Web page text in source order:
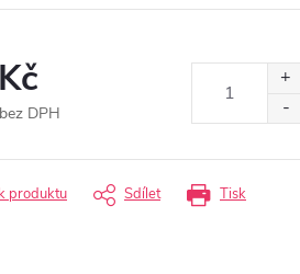
DPH
Tisk
produktu Sdílet